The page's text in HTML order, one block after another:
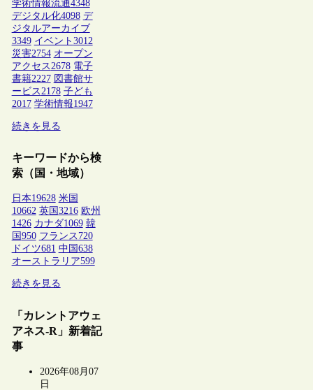
学術情報流通4348
デジタル化4098 デ
ジタルアーカイブ
3349 イベント 3012
災害2754 オープン
アクセス 2678 電子
書籍2227 図書館サ
ービス 2178 子ども
2017 学術情報1947
続きを見る
キーワードから検
索（国・地域）
日本19628 米国
10662 英国 3216 欧州
1426 カナダ1069 韓
国 950 フランス 720
ドイツ681 中国 638
オーストラリア599
続きを見る
「カレントアウェ
アネス-R」新着記
事
2026年08月07
日